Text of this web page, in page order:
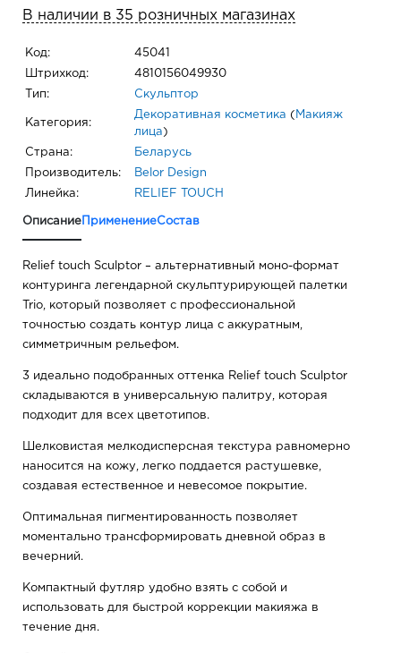
В наличии в 35 розничных магазинах
Код: 45041
Штрихкод: 4810156049930
Тип: Скульптор
Категория:
Декоративная косметика ( Макияж
лица )
Страна: Беларусь
Производитель: Belor Design
Линейка: RELIEF TOUCH
Описание ПрименениеСостав
Relief touch Sculptor – альтернативный моно-формат
контуринга легендарной скульптурирующей палетки
Trio, который позволяет с профессиональной
точностью создать контур лица с аккуратным,
симметричным рельефом.
3 идеально подобранных оттенка Relief touch Sculptor
складываются в универсальную палитру, которая
подходит для всех цветотипов.
Шелковистая мелкодисперсная текстура равномерно
наносится на кожу, легко поддается растушевке,
создавая естественное и невесомое покрытие.
Оптимальная пигментированность позволяет
моментально трансформировать дневной образ в
вечерний.
Компактный футляр удобно взять с собой и
использовать для быстрой коррекции макияжа в
течение дня.